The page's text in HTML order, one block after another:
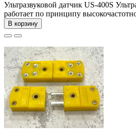
Ультразвуковой датчик US-400S
работает по принципу
В корзину